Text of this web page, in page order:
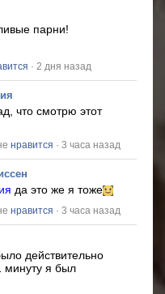
парни!
· 2 дня назад
что смотрю этот
нравится · 3 часа назад
да это же я тоже
нравится · 3 часа назад
действительно
минуту я был